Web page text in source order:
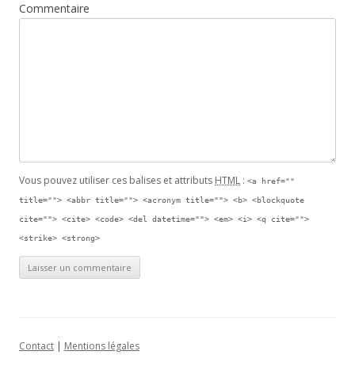
Commentaire
Vous pouvez utiliser ces balises et attributs HTML : <a href=""
title=""> <abbr title=""> <acronym title=""> <b> <blockquote
cite=""> <cite> <code> <del datetime=""> <em> <i> <q cite="">
<strike> <strong>
Contact | Mentions légales